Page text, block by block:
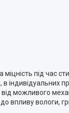
під час
індивідуальних
можливого
вологи,